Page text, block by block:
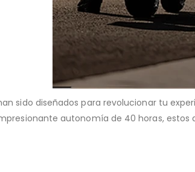
sido diseñados para revolucionar tu
autonomía de 40 horas,